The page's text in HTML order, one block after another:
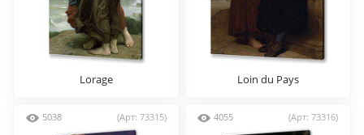
Lorage Loin du Pays
5038 (Арт: 73315) 4055 (Арт: 73316)